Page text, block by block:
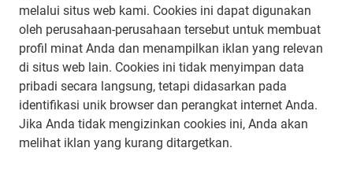
melalui situs web kami. Cookies ini dapat digunakan
oleh perusahaan-perusahaan tersebut untuk membuat
profil minat Anda dan menampilkan iklan yang relevan
di situs web lain. Cookies ini tidak menyimpan data
pribadi secara langsung, tetapi didasarkan pada
identifikasi unik browser dan perangkat internet Anda.
Jika Anda tidak mengizinkan cookies ini, Anda akan
melihat iklan yang kurang ditargetkan.